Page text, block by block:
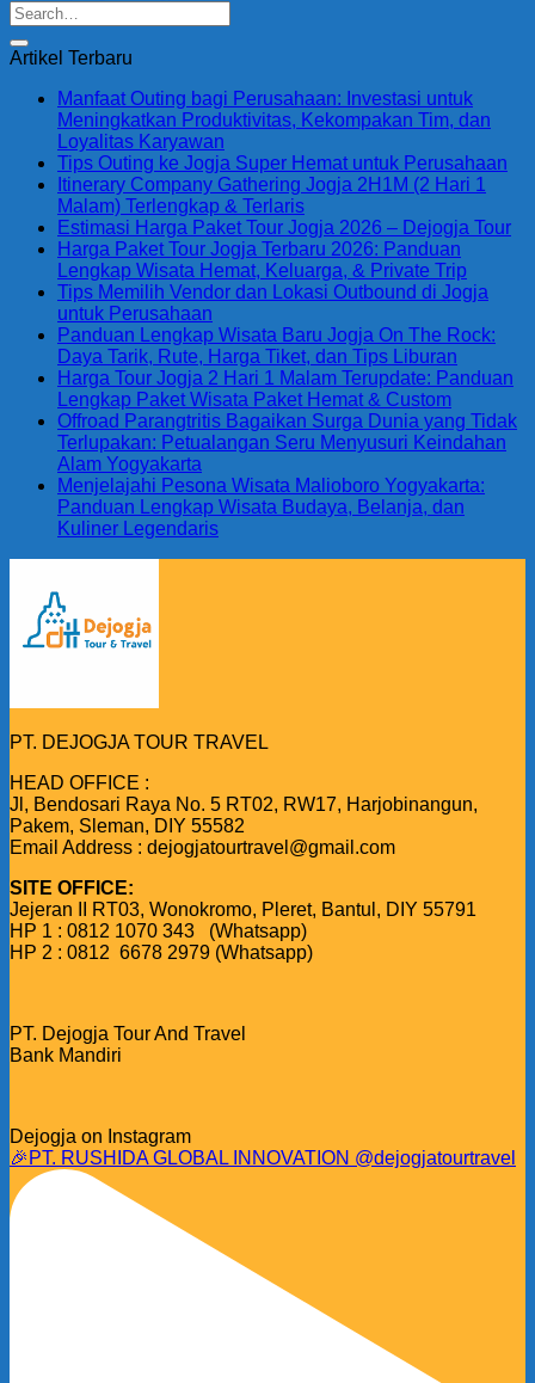
Artikel Terbaru
Manfaat Outing bagi Perusahaan: Investasi untuk
Meningkatkan Produktivitas, Kekompakan Tim, dan
Loyalitas Karyawan
Tips Outing ke Jogja Super Hemat untuk Perusahaan
Itinerary Company Gathering Jogja 2H1M (2 Hari 1
Malam) Terlengkap & Terlaris
Estimasi Harga Paket Tour Jogja 2026 – Dejogja Tour
Harga Paket Tour Jogja Terbaru 2026: Panduan
Lengkap Wisata Hemat, Keluarga, & Private Trip
Tips Memilih Vendor dan Lokasi Outbound di Jogja
untuk Perusahaan
Panduan Lengkap Wisata Baru Jogja On The Rock:
Daya Tarik, Rute, Harga Tiket, dan Tips Liburan
Harga Tour Jogja 2 Hari 1 Malam Terupdate: Panduan
Lengkap Paket Wisata Paket Hemat & Custom
Offroad Parangtritis Bagaikan Surga Dunia yang Tidak
Terlupakan: Petualangan Seru Menyusuri Keindahan
Alam Yogyakarta
Menjelajahi Pesona Wisata Malioboro Yogyakarta:
Panduan Lengkap Wisata Budaya, Belanja, dan
Kuliner Legendaris
PT. DEJOGJA TOUR TRAVEL
HEAD OFFICE :
Jl, Bendosari Raya No. 5 RT02, RW17, Harjobinangun,
Pakem, Sleman, DIY 55582
Email Address : dejogjatourtravel@gmail.com
SITE OFFICE:
Jejeran II RT03, Wonokromo, Pleret, Bantul, DIY 55791
HP 1 : 0812 1070 343 (Whatsapp)
HP 2 : 0812 6678 2979 (Whatsapp)
PT. Dejogja Tour And Travel
Bank Mandiri
Dejogja on Instagram
🎉PT. RUSHIDA GLOBAL INNOVATION @dejogjatourtravel